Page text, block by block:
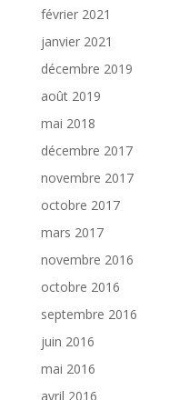
février 2021
janvier 2021
décembre 2019
août 2019
mai 2018
décembre 2017
novembre 2017
octobre 2017
mars 2017
novembre 2016
octobre 2016
septembre 2016
juin 2016
mai 2016
avril 2016